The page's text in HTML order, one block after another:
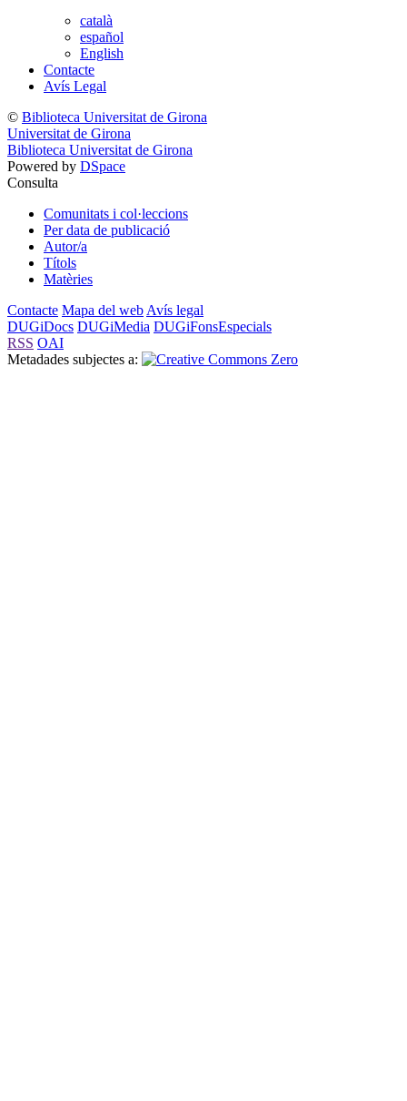
català
español
English
Contacte
Avís Legal
© Biblioteca Universitat de Girona
Universitat de Girona
Biblioteca Universitat de Girona
Powered by DSpace
Consulta
Comunitats i col·leccions
Per data de publicació
Autor/a
Títols
Matèries
Contacte Mapa del web Avís legal
DUGiDocs DUGiMedia DUGiFonsEspecials
RSS OAI
Metadades subjectes a: